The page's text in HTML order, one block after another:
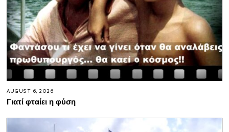
AUGUST 6, 2026
Γιατί φταίει η φύση